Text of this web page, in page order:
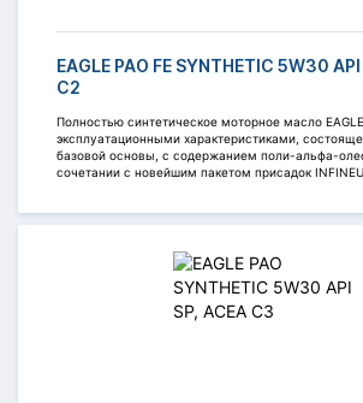
EAGLE PAO FE SYNTHETIC 5W30
C2
Полностью синтетическое моторное масло
эксплуатационными характеристиками,
базовой основы, с содержанием поли-альфа-
сочетании с новейшим пакетом присадок